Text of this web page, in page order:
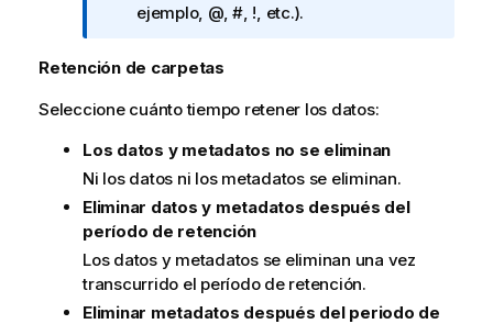
t
i
f
r
m
a
t
i
v
ejemplo, @, #, !, etc.).
Retención de carpetas
Seleccione cuánto tiempo retener los datos:
Los datos y metadatos no se eliminan
Ni los datos ni los metadatos se eliminan.
Eliminar datos y metadatos después del
período de retención
Los datos y metadatos se eliminan una vez
transcurrido el período de retención.
Eliminar metadatos después del periodo de